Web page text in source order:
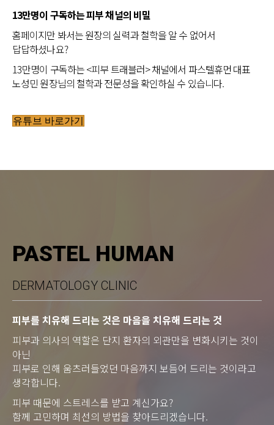
13만명이 구독하는 피부 채널의 비밀
홈페이지만 봐서는 원장의 실력과 철학을 알 수 없어서
답답하셨나요?
13만명이 구독하는 <피부 트래블러> 채널에서 파스텔휴먼 대표
노성민 원장님의 철학과 전문성을 확인하실 수 있습니다.
유튜브 바로가기
PASTEL HUMAN
DERMATOLOGY CLINIC
피부를 치유해 드리는 것은 마음을 치유해 드리는 것
피부과 의사의 역할은 단지 환자의 외관만을 변화시키는 것이
아닌
피부로 인해 움츠러들었던 마음까지 보듬어 드리는 것이라고
생각합니다.
피부 때문에 스트레스를 받고 계신가요?
함께 고민하며 최선의 방법을 찾아드리겠습니다.